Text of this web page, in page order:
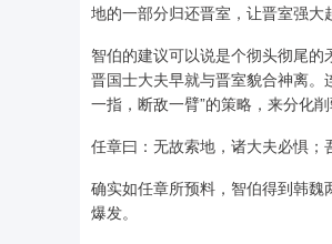
地的一部分归还晋室，让晋室强大
智伯的建议可以说是个彻头彻尾
晋国士大夫早就与晋室貌合神离
一指，断敌一臂”的策略，来分化
任章曰：无故索地，诸大夫必惧
确实如任章所预料，智伯得到韩魏
爆发。